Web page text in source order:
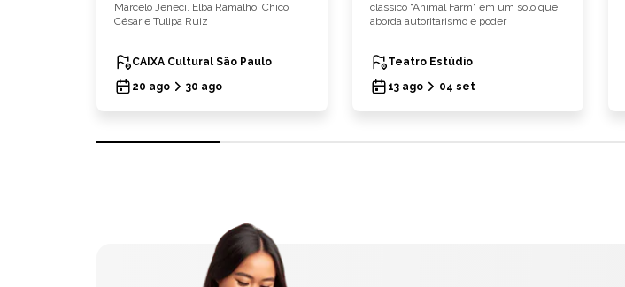
Marcelo Jeneci, Elba Ramalho, Chico
César e Tulipa Ruiz
CAIXA Cultural São Paulo
20 ago
30 ago
clássico "Animal Farm" em um solo que
aborda autoritarismo e poder
Teatro Estúdio
13 ago
04 set